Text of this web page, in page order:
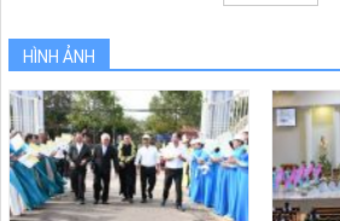
HÌNH ẢNH